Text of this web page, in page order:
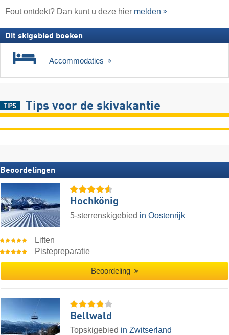
Fout ontdekt? Dan kunt u deze hier melden
Dit skigebied boeken
Accommodaties
Tips voor de skivakantie
Beoordelingen
Hochkönig
5-sterrenskigebied in Oostenrijk
Liften
Pistepreparatie
Beoordeling
Bellwald
Topskigebied in Zwitserland